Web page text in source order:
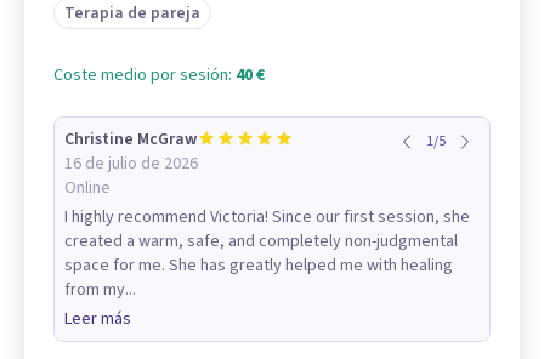
Terapia de pareja
Coste medio por sesión: 40 €
Christine McGraw
16 de julio de 2026
Online
1/5
I highly recommend Victoria! Since our first session, she
created a warm, safe, and completely non-judgmental
space for me. She has greatly helped me with healing
from my...
Leer más